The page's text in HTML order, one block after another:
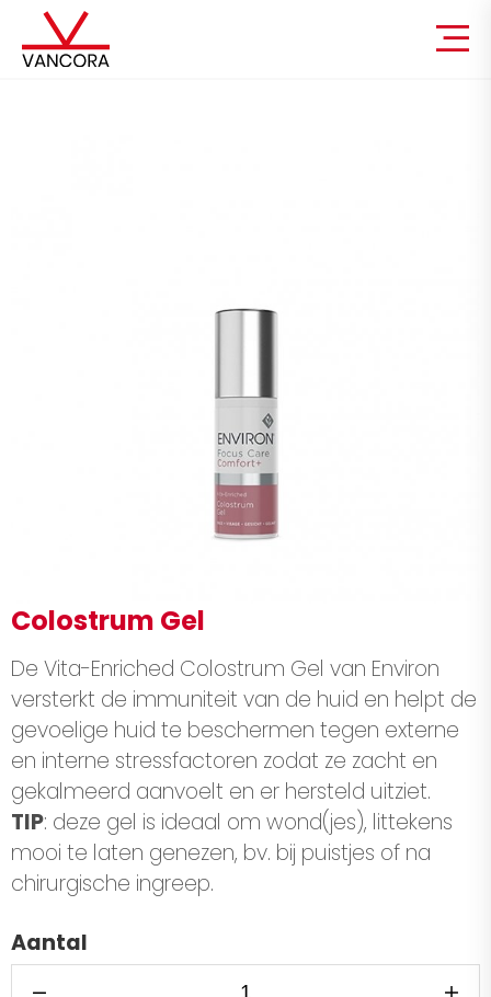
Colostrum Gel
De Vita-Enriched Colostrum Gel van Environ
versterkt de immuniteit van de huid en helpt de
gevoelige huid te beschermen tegen externe
en interne stressfactoren zodat ze zacht en
gekalmeerd aanvoelt en er hersteld uitziet.
TIP: deze gel is ideaal om wond(jes), littekens
mooi te laten genezen, bv. bij puistjes of na
chirurgische ingreep.
Aantal